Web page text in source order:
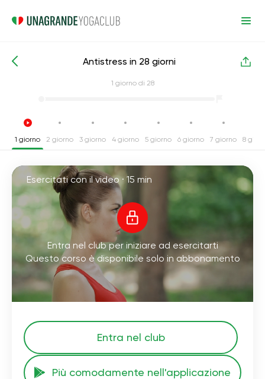
Corsi intensivi di yoga Antistress
Antistress in 28 giorni
1 giorno di 28
1 giorno 2 giorno 3 giorno 4 giorno 5 giorno 6 giorno 7 giorno 8
Esercitati con il video · 15 min
Entra nel club per iniziare ad esercitarti
Questo corso è disponibile solo in abbonamento
Entra nel club
Più comodamente nell'applicazione